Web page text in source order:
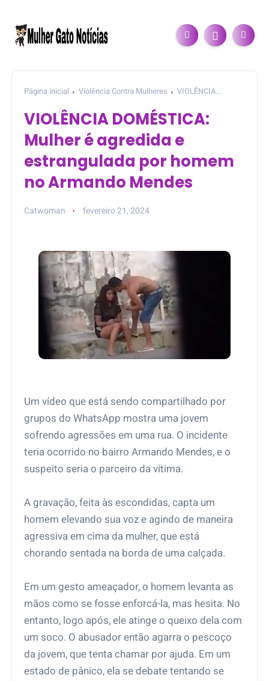
Página inicial Violência Contra Mulheres
VIOLÊNCIA
DOMÉSTICA: Mulher é agredida e estrangulada por homem no
Armando Mendes
VIOLÊNCIA DOMÉSTICA:
Mulher é agredida e
estrangulada por homem
no Armando Mendes
Catwoman fevereiro 21, 2024
Um vídeo que está sendo compartilhado por
grupos do WhatsApp mostra uma jovem
sofrendo agressões em uma rua. O incidente
teria ocorrido no bairro Armando Mendes, e o
suspeito seria o parceiro da vítima.
A gravação, feita às escondidas, capta um
homem elevando sua voz e agindo de maneira
agressiva em cima da mulher, que está
chorando sentada na borda de uma calçada.
Em um gesto ameaçador, o homem levanta as
mãos como se fosse enforcá-la, mas hesita. No
entanto, logo após, ele atinge o queixo dela com
um soco. O abusador então agarra o pescoço
da jovem, que tenta chamar por ajuda. Em um
estado de pânico, ela se debate tentando se